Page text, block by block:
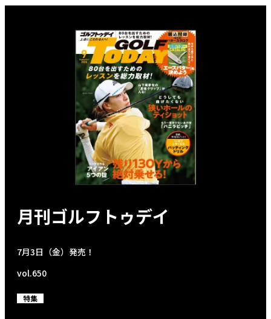
月刊ゴルフトゥデイ
7月3日（金）発売！
vol.650
特集